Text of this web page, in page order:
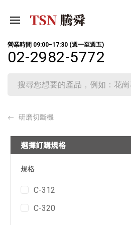
營業時間 09:00‒17:30 (週一至週五)
02-2982-5772
研磨切斷機
選擇訂購規格
規格
C-312
C-320